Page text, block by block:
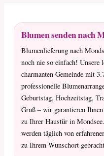
Blumen senden nach
Blumenlieferung nach
noch nie so einfach! Unsere
charmanten Gemeinde mit
professionelle
Geburtstag, Hochzeitstag,
Gruß – wir garantieren
zu Ihrer Haustür in
werden täglich von
zu Ihrem Wunschort